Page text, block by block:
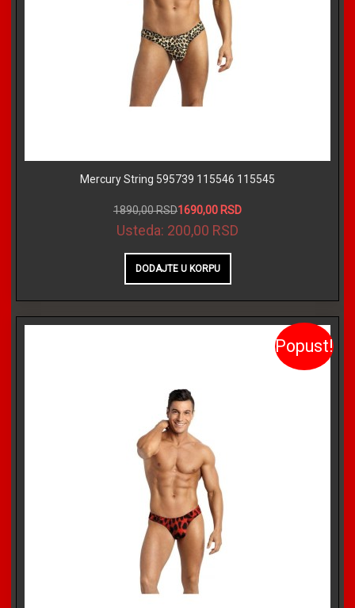
Mercury String 595739 115546 115545
1890,00 RSD1690,00 RSD
Usteda: 200,00 RSD
Popust!